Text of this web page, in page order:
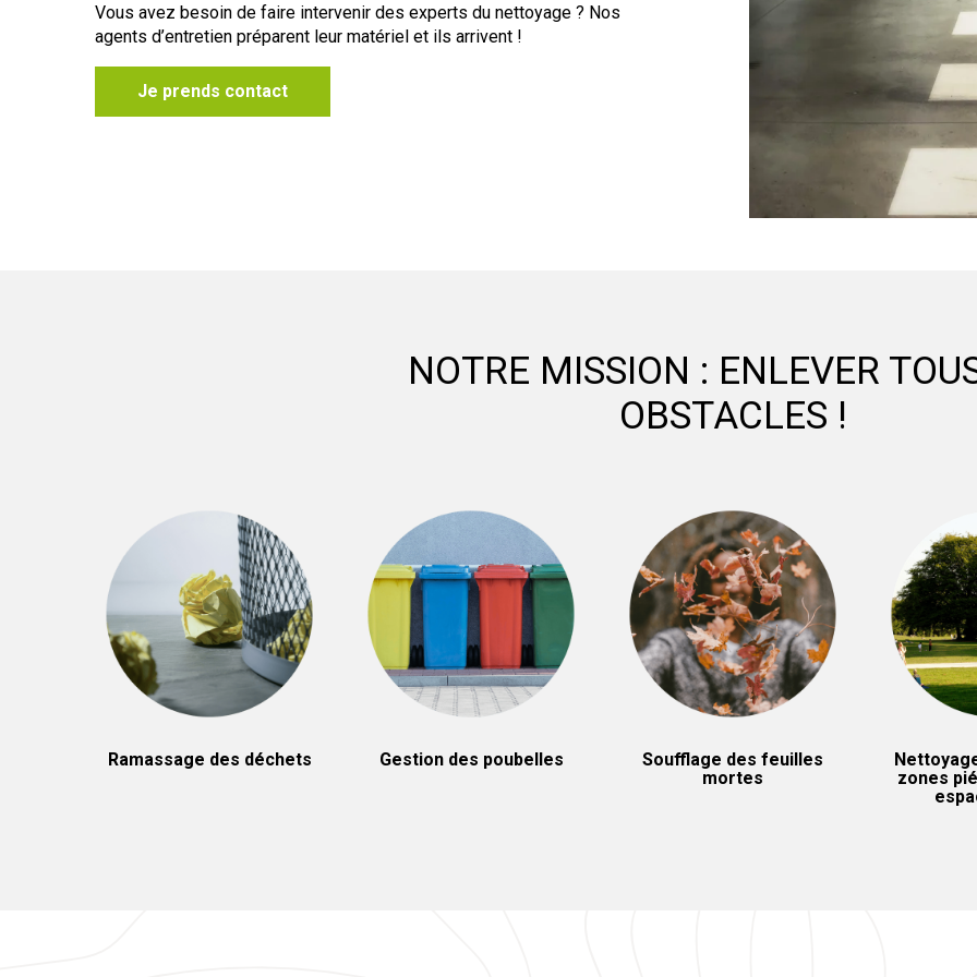
Vous avez besoin de faire intervenir des experts du nettoyage ? Nos
agents d’entretien préparent leur matériel et ils arrivent !
Je prends contact
NOTRE MISSION : ENLEVER
OBSTACLES !
Ramassage des déchets Gestion des poubelles
Soufflage des feuilles
mortes
zones